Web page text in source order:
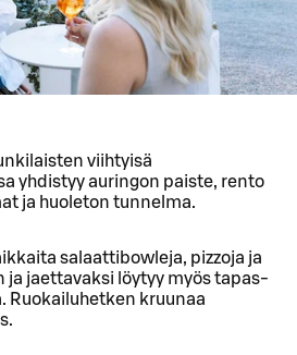
viihtyisä
yhdistyy auringon paiste, rento
ja huoleton tunnelma.
salaattibowleja, pizzoja ja
ja jaettavaksi löytyy myös tapas-
Ruokailuhetken kruunaa